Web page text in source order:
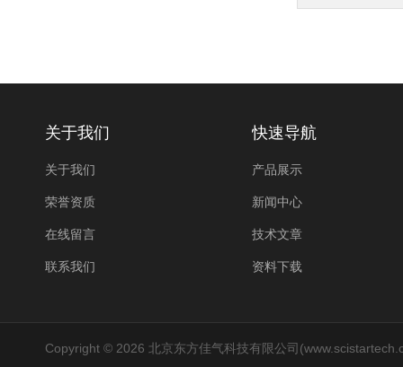
关于我们
关于我们
荣誉资质
在线留言
联系我们
快速导航
产品展示
新闻中心
技术文章
资料下载
Copyright © 2026 北京东方佳气科技有限公司